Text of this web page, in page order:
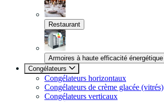
Restaurant
Armoires à haute efficacité énergétique
Congélateurs
Congélateurs horizontaux
Congélateurs de crème glacée (vitrés)
Congélateurs verticaux